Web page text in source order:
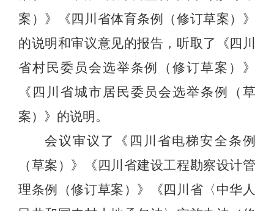
案）》《四川省体育条例（修订草案）》
的说明和审议意见的报告，听取了《四川
省村民委员会选举条例（修订草案）》
《四川省城市居民委员会选举条例（草
案）》的说明。
会议审议了《四川省电梯安全条例
（草案）》《四川省建设工程勘察设计管
理条例（修订草案）》《四川省〈中华人